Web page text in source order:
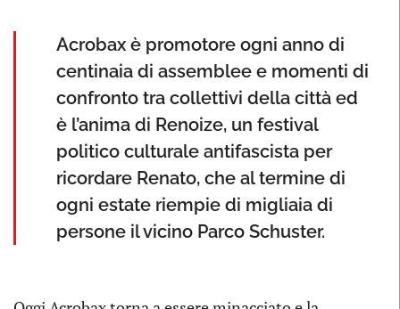
Acrobax è promotore ogni anno di
centinaia di assemblee e momenti di
confronto tra collettivi della città ed
è l’anima di Renoize, un festival
politico culturale antifascista per
ricordare Renato, che al termine di
ogni estate riempie di migliaia di
persone il vicino Parco Schuster.